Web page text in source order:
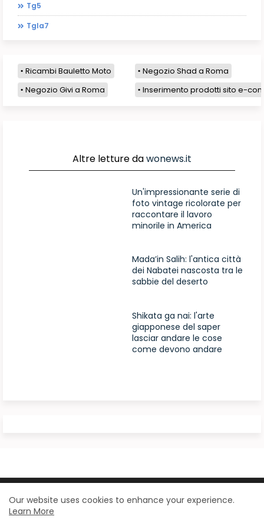
Tg5
Tgla7
Ricambi Bauletto Moto
Negozio Shad a Roma
Negozio Givi a Roma
Inserimento prodotti sito e-
Altre letture dawonews.it
Un'impressionante serie di
foto vintage ricolorate per
raccontare il lavoro
minorile in America
Mada’in Salih: l'antica città
dei Nabatei nascosta tra le
sabbie del deserto
Shikata ga nai: l'arte
giapponese del saper
lasciar andare le cose
come devono andare
Design by - Blogger Templates
| Distributed by
Our website uses cookies to enhance your experience.
Learn More